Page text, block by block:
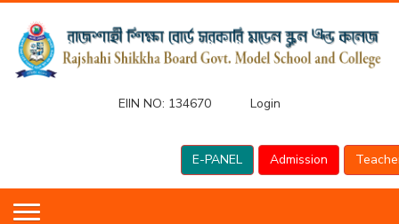
EIIN NO: 134670 Login
E-PANEL Admission